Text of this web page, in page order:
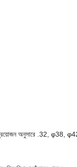
প্রয়োজন অনুসারে .32, φ38,